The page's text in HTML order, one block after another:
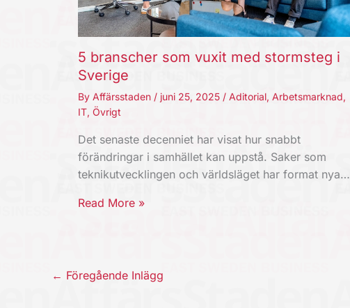
5 branscher som vuxit med stormsteg i
Sverige
By Affärsstaden / juni 25, 2025 / Aditorial, Arbetsmarknad,
IT, Övrigt
Det senaste decenniet har visat hur snabbt
förändringar i samhället kan uppstå. Saker som
teknikutvecklingen och världsläget har format nya…
Read More »
← Föregående Inlägg